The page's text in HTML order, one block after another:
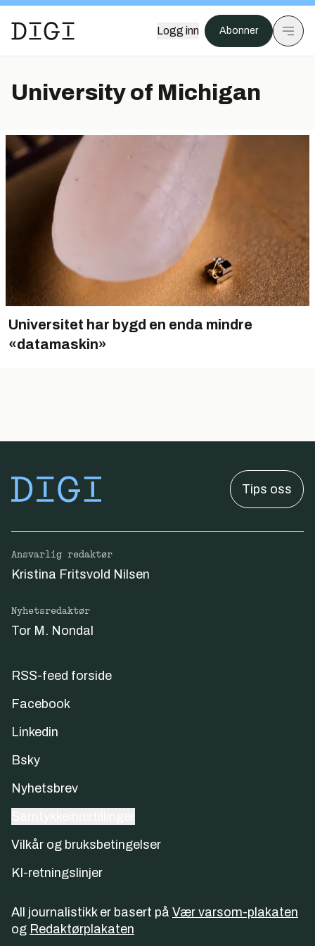
Logg inn Abonner
University of Michigan
Universitet har bygd en enda mindre
«datamaskin»
Tips oss
Ansvarlig redaktør
Kristina Fritsvold Nilsen
Nyhetsredaktør
Tor M. Nondal
RSS-feed forside
Facebook
Linkedin
Bsky
Nyhetsbrev
Vilkår og bruksbetingelser
KI-retningslinjer
All journalistikk er basert på Vær varsom-plakaten
og Redaktørplakaten